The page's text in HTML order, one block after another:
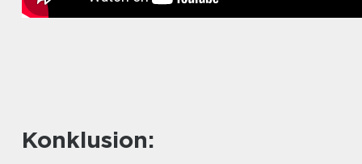
Konklusion: